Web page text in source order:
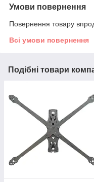
Умови повернення
Повернення товару
Всі умови повернення
Подібні товари